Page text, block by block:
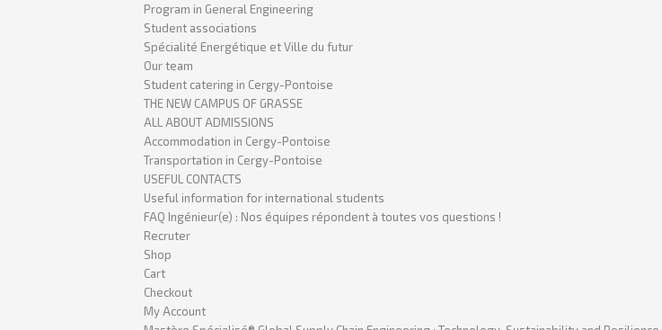
Program in General Engineering
Student associations
Spécialité Energétique et Ville du futur
Our team
Student catering in Cergy-Pontoise
THE NEW CAMPUS OF GRASSE
ALL ABOUT ADMISSIONS
Accommodation in Cergy-Pontoise
Transportation in Cergy-Pontoise
USEFUL CONTACTS
Useful information for international students
FAQ Ingénieur(e) : Nos équipes répondent à toutes vos questions !
Recruter
Shop
Cart
Checkout
My Account